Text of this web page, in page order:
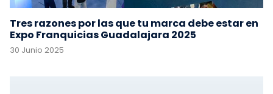
Tres razones por las que tu marca debe estar en
Expo Franquicias Guadalajara 2025
30 Junio 2025